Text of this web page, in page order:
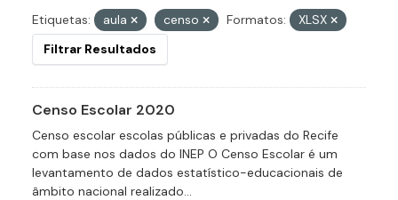
Etiquetas: aula censo Formatos:
XLSX
Filtrar Resultados
Censo Escolar 2020
Censo escolar escolas públicas e privadas do Recife
com base nos dados do INEP O Censo Escolar é um
levantamento de dados estatístico-educacionais de
âmbito nacional realizado...